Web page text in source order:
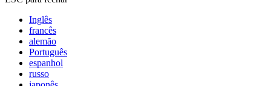
Inglês
francês
alemão
Português
espanhol
russo